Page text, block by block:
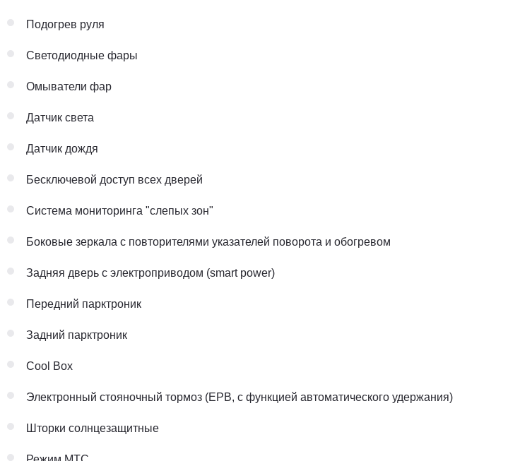
Подогрев руля
Светодиодные фары
Омыватели фар
Датчик света
Датчик дождя
Бесключевой доступ всех дверей
Система мониторинга "слепых зон"
Боковые зеркала с повторителями указателей поворота и обогревом
Задняя дверь с электроприводом (smart power)
Передний парктроник
Задний парктроник
Cool Box
Электронный стояночный тормоз (EPB, с функцией автоматического удержания)
Шторки солнцезащитные